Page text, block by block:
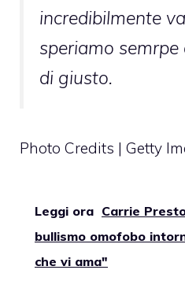
incredibilmente
speriamo
di giusto.
Photo Credits | Getty
Leggi ora Carrie
bullismo omofobo
che vi ama"